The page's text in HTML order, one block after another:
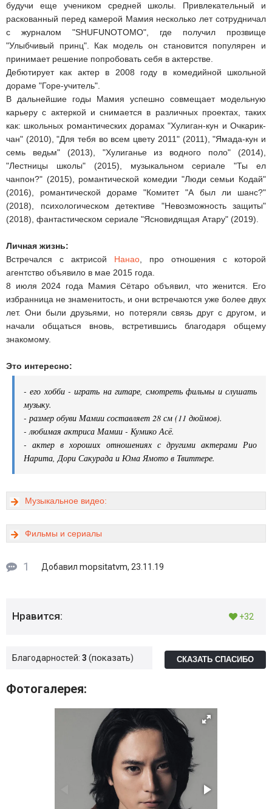
будучи еще учеником средней школы. Привлекательный и
раскованный перед камерой Мамия несколько лет сотрудничал
с журналом "SHUFUNOTOMO", где получил прозвище
"Улыбчивый принц". Как модель он становится популярен и
принимает решение попробовать себя в актерстве.
Дебютирует как актер в 2008 году в комедийной школьной
дораме "Горе-учитель".
В дальнейшие годы Мамия успешно совмещает модельную
карьеру с актеркой и снимается в различных проектах, таких
как: школьных романтических дорамах "Хулиган-кун и Очкарик-
чан" (2010), "Для тебя во всем цвету 2011" (2011), "Ямада-кун и
семь ведьм" (2013), "Хулиганье из водного поло" (2014),
"Лестницы школы" (2015), музыкальном сериале "Ты ел
чанпон?" (2015), романтической комедии "Люди семьи Кодай"
(2016), романтической дораме "Комитет "А был ли шанс?"
(2018), психологическом детективе "Невозможность защиты"
(2018), фантастическом сериале "Ясновидящая Атару" (2019).
Личная жизнь:
Встречался с актрисой Нанао, про отношения с которой
агентство объявило в мае 2015 года.
8 июля 2024 года Мамия Сётаро объявил, что женится. Его
избранница не знаменитость, и они встречаются уже более двух
лет. Они были друзьями, но потеряли связь друг с другом, и
начали общаться вновь, встретившись благодаря общему
знакомому.
Это интересно:
- его хобби - играть на гитаре, смотреть фильмы и слушать
музыку.
- размер обуви Мамии составляет 28 см (11 дюймов).
- любимая актриса Мамии - Кумико Асё.
- актер в хороших отношениях с другими актерами Рио
Нарита, Дори Сакурада и Юма Ямото в Твиттере.
Музыкальное видео:
Фильмы и сериалы
1 Добавил mopsitatvm, 23.11.19
Нравится: +32
Благодарностей: 3 показать СКАЗАТЬ СПАСИБО
Фотогалерея: